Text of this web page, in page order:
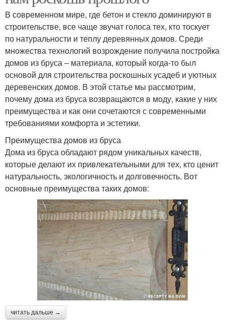
В современном мире, где бетон и стекло доминируют в
строительстве, все чаще звучат голоса тех, кто тоскует
по натуральности и теплу деревянных домов. Среди
множества технологий возрождение получила постройка
домов из бруса – материала, который когда-то был
основой для строительства роскошных усадеб и уютных
деревенских домов. В этой статье мы рассмотрим,
почему дома из бруса возвращаются в моду, какие у них
преимущества и как они сочетаются с современными
требованиями комфорта и эстетики.
Преимущества домов из бруса
Дома из бруса обладают рядом уникальных качеств,
которые делают их привлекательными для тех, кто ценит
натуральность, экологичность и долговечность. Вот
основные преимущества таких домов:
читать дальше →